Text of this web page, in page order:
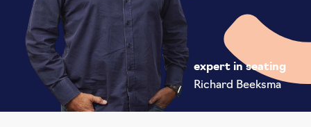
expert in seating
Richard Beeksma